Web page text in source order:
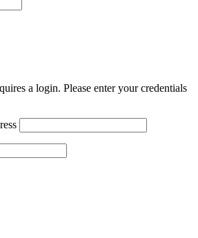
a login. Please enter your credentials